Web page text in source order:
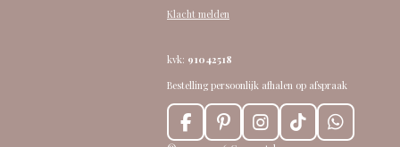
Klacht melden
kvk: 91042518
Bestelling persoonlijk afhalen op afspraak
F
P
I
T
W